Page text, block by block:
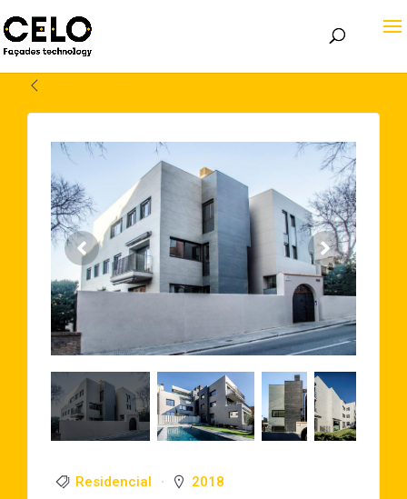
Residencial 2018